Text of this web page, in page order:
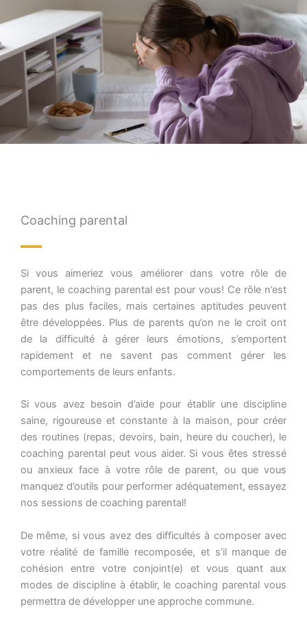
Coaching parental
Si vous aimeriez vous améliorer dans votre rôle de
parent, le coaching parental est pour vous! Ce rôle n’est
pas des plus faciles, mais certaines aptitudes peuvent
être développées. Plus de parents qu’on ne le croit ont
de la difficulté à gérer leurs émotions, s’emportent
rapidement et ne savent pas comment gérer les
comportements de leurs enfants.
​Si vous avez besoin d’aide pour établir une discipline
saine, rigoureuse et constante à la maison, pour créer
des routines (repas, devoirs, bain, heure du coucher), le
coaching parental peut vous aider. Si vous êtes stressé
ou anxieux face à votre rôle de parent, ou que vous
manquez d’outils pour performer adéquatement, essayez
nos sessions de coaching parental!
De même, si vous avez des difficultés à composer avec
votre réalité de famille recomposée, et s’il manque de
cohésion entre votre conjoint(e) et vous quant aux
modes de discipline à établir, le coaching parental vous
permettra de développer une approche commune.